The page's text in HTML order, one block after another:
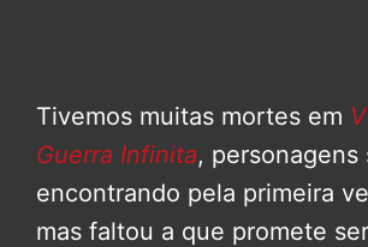
Tivemos muitas mortes em
Guerra Infinita, personagens
encontrando pela primeira
mas faltou a que promete